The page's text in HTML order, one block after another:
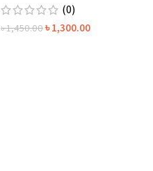
(0)
৳1,450.00৳1,300.00